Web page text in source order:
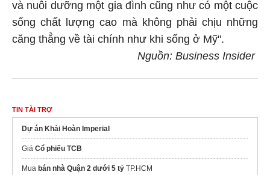
và nuôi dưỡng một gia đình cũng như có một cuộc
sống chất lượng cao mà không phải chịu những
căng thẳng về tài chính như khi sống ở Mỹ".
Nguồn: Business Insider
TIN TÀI TRỢ
Dự án Khải Hoàn Imperial
Giá Cổ phiếu TCB
Mua bán nhà Quận 2 dưới 5 tỷ TP.HCM